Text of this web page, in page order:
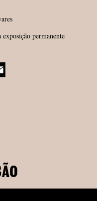
permanente